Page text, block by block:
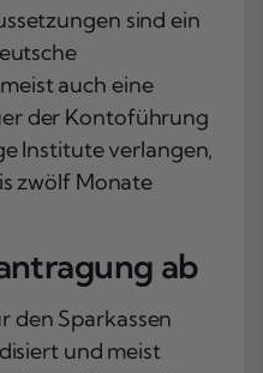
sind ein
auch eine
der Kontoführung
Institute verlangen,
zwölf Monate
ab
den Sparkassen
und meist